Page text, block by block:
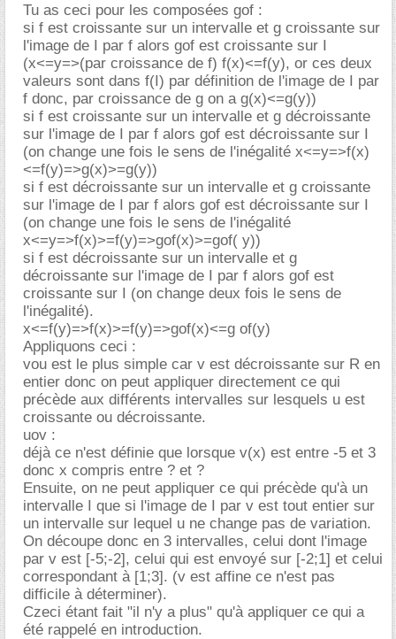
Tu as ceci pour les composées gof :
si f est croissante sur un intervalle et g croissante sur
l'image de I par f alors gof est croissante sur I
(x<=y=>(par croissance de f) f(x)<=f(y), or ces deux
valeurs sont dans f(I) par définition de l'image de I par
f donc, par croissance de g on a g(x)<=g(y))
si f est croissante sur un intervalle et g décroissante
sur l'image de I par f alors gof est décroissante sur I
(on change une fois le sens de l'inégalité x<=y=>f(x)
<=f(y)=>g(x)>=g(y))
si f est décroissante sur un intervalle et g croissante
sur l'image de I par f alors gof est décroissante sur I
(on change une fois le sens de l'inégalité
x<=y=>f(x)>=f(y)=>gof(x)>=gof( y))
si f est décroissante sur un intervalle et g
décroissante sur l'image de I par f alors gof est
croissante sur I (on change deux fois le sens de
l'inégalité).
x<=f(y)=>f(x)>=f(y)=>gof(x)<=g of(y)
Appliquons ceci :
vou est le plus simple car v est décroissante sur R en
entier donc on peut appliquer directement ce qui
précède aux différents intervalles sur lesquels u est
croissante ou décroissante.
uov :
déjà ce n'est définie que lorsque v(x) est entre -5 et 3
donc x compris entre ? et ?
Ensuite, on ne peut appliquer ce qui précède qu'à un
intervalle I que si l'image de I par v est tout entier sur
un intervalle sur lequel u ne change pas de variation.
On découpe donc en 3 intervalles, celui dont l'image
par v est [-5;-2], celui qui est envoyé sur [-2;1] et celui
correspondant à [1;3]. (v est affine ce n'est pas
difficile à déterminer).
Czeci étant fait "il n'y a plus" qu'à appliquer ce qui a
été rappelé en introduction.